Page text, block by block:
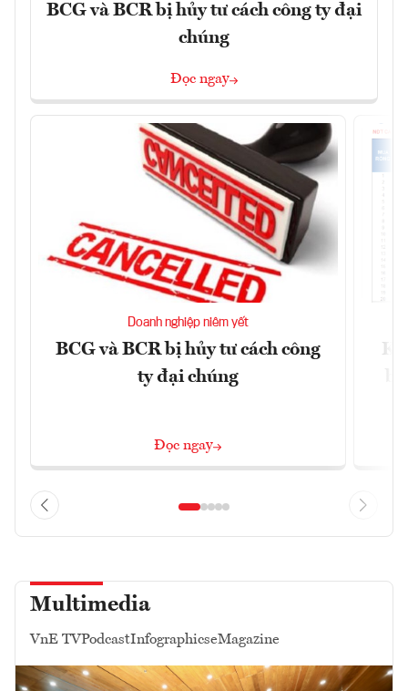
BCG và BCR bị hủy tư cách công ty đại
chúng
Đọc ngay
Doanh nghiệp niêm yết
BCG và BCR bị hủy tư cách công
ty đại chúng
Đọc ngay
Multimedia
VnE TVPodcastInfographicseMagazine